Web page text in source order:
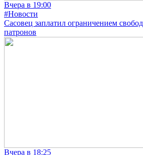
Вчера в 19:00
#Новости
Сасовец заплатил ограничением
патронов
Вчера в 18:25